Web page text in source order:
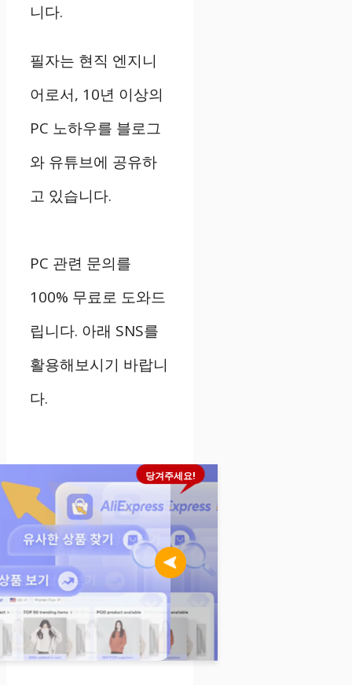
니다.
필자는 현직 엔지니
어로서, 10년 이상의
PC 노하우를 블로그
와 유튜브에 공유하
고 있습니다.
PC 관련 문의를
100% 무료로 도와드
립니다. 아래 SNS를
활용해보시기 바랍니
다.
당겨주세요!